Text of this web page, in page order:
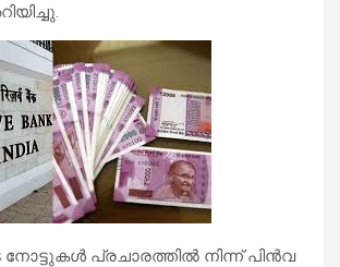
പ്ര​ചാ​ര​ത്തി​ൽ നി​ന്ന് പി​ൻ​വ​